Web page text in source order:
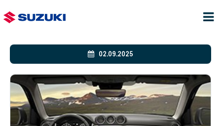
02.09.2025